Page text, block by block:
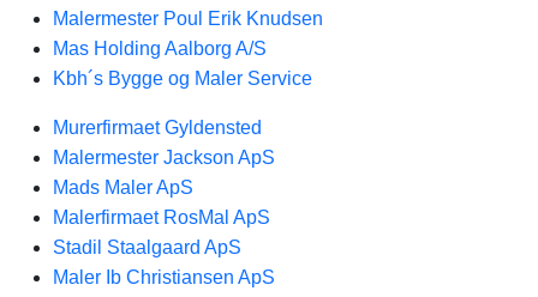
Malermester Poul Erik Knudsen
Mas Holding Aalborg A/S
Kbh´s Bygge og Maler Service
Murerfirmaet Gyldensted
Malermester Jackson ApS
Mads Maler ApS
Malerfirmaet RosMal ApS
Stadil Staalgaard ApS
Maler Ib Christiansen ApS